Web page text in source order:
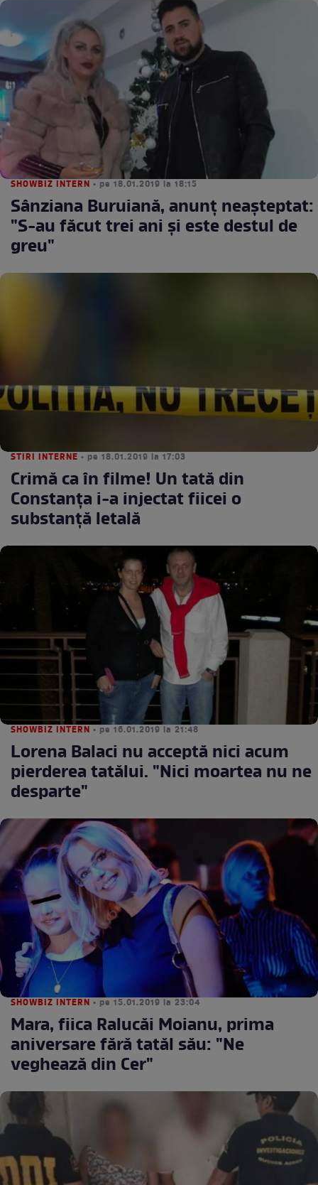
SHOWBIZ INTERN • pe 18.01.2019 la 18:15
Sânziana Buruiană, anunț neașteptat:
"S-au făcut trei ani și este destul de
greu"
STIRI INTERNE • pe 18.01.2019 la 17:03
Crimă ca în filme! Un tată din
Constanța i-a injectat fiicei o
substanță letală
SHOWBIZ INTERN • pe 16.01.2019 la 21:48
Lorena Balaci nu acceptă nici acum
pierderea tatălui. "Nici moartea nu ne
desparte"
SHOWBIZ INTERN • pe 15.01.2019 la 23:04
Mara, fiica Ralucăi Moianu, prima
aniversare fără tatăl său: "Ne
veghează din Cer"